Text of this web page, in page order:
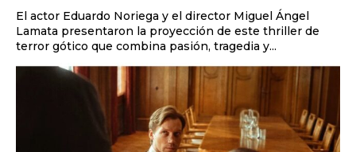
El actor Eduardo Noriega y el director Miguel Ángel
Lamata presentaron la proyección de este thriller de
terror gótico que combina pasión, tragedia y...